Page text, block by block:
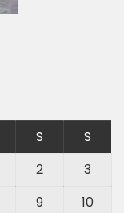
S
S
2
3
9
10